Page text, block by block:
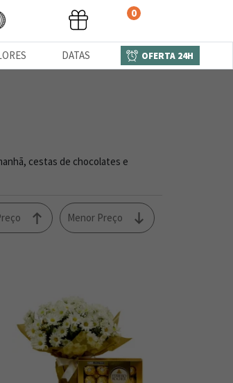
0
DATAS OFERTA 24H
cestas de chocolates e
Menor Preço